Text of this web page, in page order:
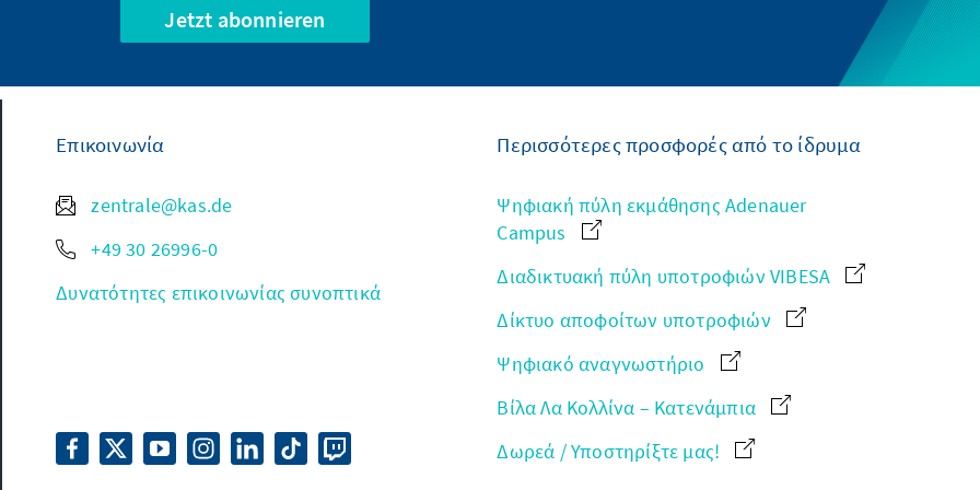
Jetzt abonnieren
Επικοινωνία
zentrale@kas.de
+49 30 26996-0
Δυνατότητες επικοινωνίας συνοπτικά
Περισσότερες προσφορές από το ίδρυμα
Ψηφιακή πύλη εκμάθησης Adenauer
Campus
Διαδικτυακή πύλη υποτροφιών VIBESA
Δίκτυο αποφοίτων υποτροφιών
Ψηφιακό αναγνωστήριο
Βίλα Λα Κολλίνα – Κατενάμπια
Δωρεά / Υποστηρίξτε μας!